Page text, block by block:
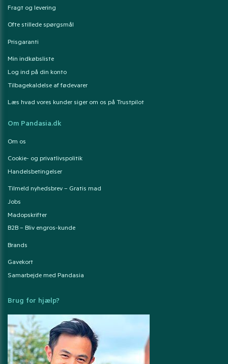
Fragt og levering
Ofte stillede spørgsmål
Prisgaranti
Min indkøbsliste
Log ind på din konto
Tilbagekaldelse af fødevarer
Læs hvad vores kunder siger om os på Trustpilot
Om Pandasia.dk
Om os
Cookie- og privatlivspolitik
Handelsbetingelser
Tilmeld nyhedsbrev – Gratis mad
Jobs
Madopskrifter
B2B – Bliv engros-kunde
Brands
Gavekort
Samarbejde med Pandasia
Brug for hjælp?